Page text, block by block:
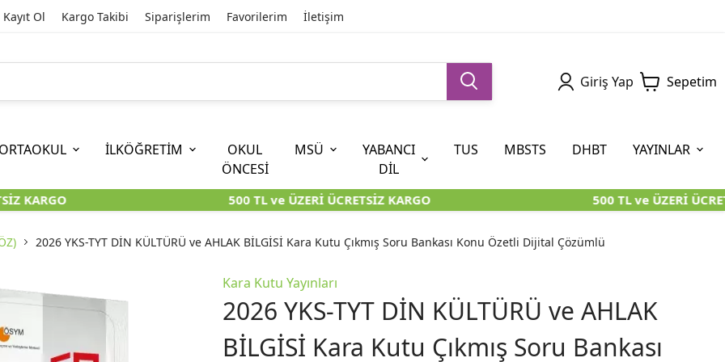
Kayıt Ol Kargo Takibi Siparişlerim Favorilerim İletişim
Giriş Yap Sepetim
11. SINIF
KARA KUTU KİTAPLARI
TYT
KARA KUTU KİTAPLARI
AYT
KARA KUTU KİTAPLARI
EĞİTİM BİLİMLERİ
KARA KUTU KİTAPLARI
LİSANS
KARA KUTU KİTAPLARI
ÖABT
ÖZGÜN ÜRÜNLER
ORTAOKUL
6. SINIF (İOKBS)
KARA KUTU KİTAPLARI
5. SINIF (İOKBS)
KARA KUTU KİTAPLARI
İLKÖĞRETİM
OKUL
ÖNCESİ
MSÜ
YABANCI
DİL
TUS MBSTS DHBT YAYINLAR
KARGO 500 TL ve ÜZERİ ÜCRETSİZ KARGO 500 TL ve ÜZERİ
2026 YKS-TYT DİN KÜLTÜRÜ ve AHLAK BİLGİSİ Kara Kutu Çıkmış Soru Bankası Konu Özetli Dijital Çözümlü
Kara Kutu Yayınları
2026 YKS-TYT DİN KÜLTÜRÜ ve AHLAK
BİLGİSİ Kara Kutu Çıkmış Soru Bankası